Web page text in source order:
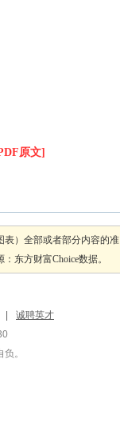
原文]
表）全部或者部分内容的准
东方财富Choice数据。
诚聘英才
。